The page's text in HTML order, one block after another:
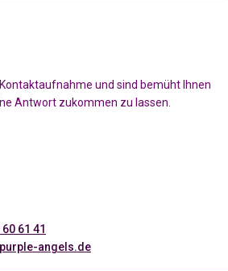
und sind bemüht Ihnen
Antwort zukommen zu lassen.
61 41
angels.de